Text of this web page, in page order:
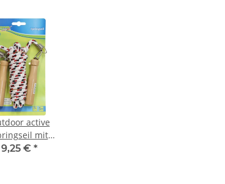
active
mit
Länge 280
9,25 € *